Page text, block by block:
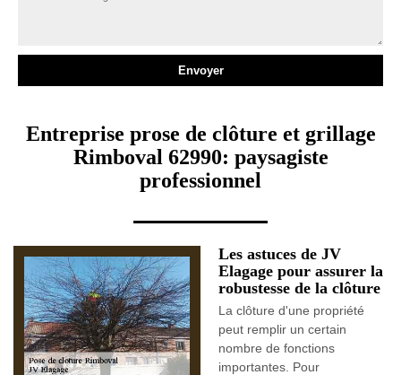
Entreprise prose de clôture et grillage
Rimboval 62990: paysagiste
professionnel
Les astuces de JV
Elagage pour assurer la
robustesse de la clôture
La clôture d'une propriété
peut remplir un certain
nombre de fonctions
importantes. Pour